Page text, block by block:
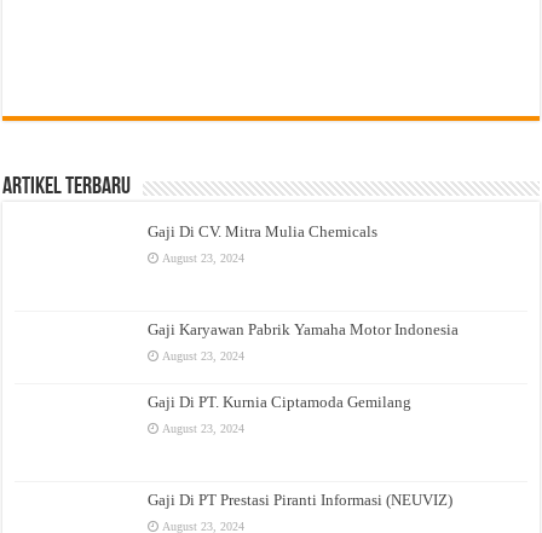
Artikel Terbaru
Gaji Di CV. Mitra Mulia Chemicals
August 23, 2024
Gaji Karyawan Pabrik Yamaha Motor Indonesia
August 23, 2024
Gaji Di PT. Kurnia Ciptamoda Gemilang
August 23, 2024
Gaji Di PT Prestasi Piranti Informasi (NEUVIZ)
August 23, 2024